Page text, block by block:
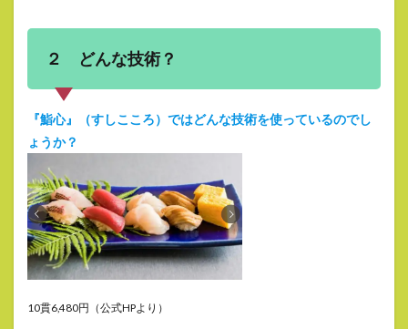
２ どんな技術？
『鮨心』（すしこころ）ではどんな技術を使っているのでし
ょうか？
10貫6,480円（公式HPより）